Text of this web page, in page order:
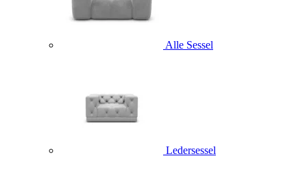
Alle Sessel
Ledersessel